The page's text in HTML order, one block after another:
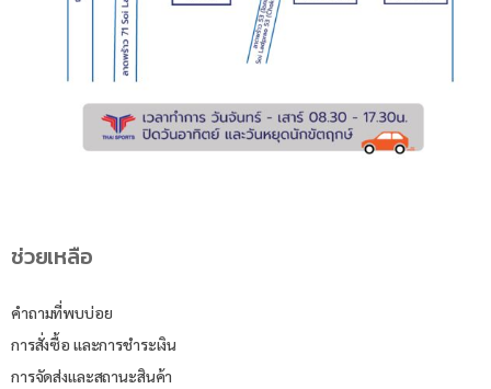
ช่วยเหลือ
คำถามที่พบบ่อย
การสั่งซื้อ และการชำระเงิน
การจัดส่งและสถานะสินค้า